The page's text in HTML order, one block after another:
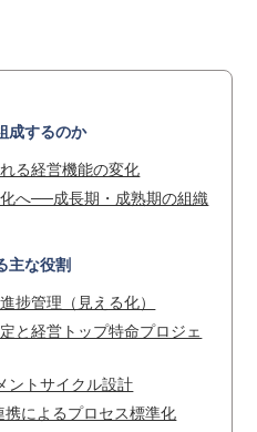
成するのか
る経営機能の変化
へ──成長期・成熟期の組織
主な役割
捗管理（見える化）
と経営トップ特命プロジェ
ントサイクル設計
によるプロセス標準化